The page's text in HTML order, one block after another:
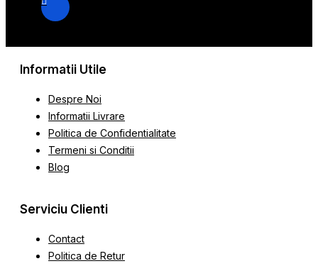
Informatii Utile
Despre Noi
Informatii Livrare
Politica de Confidentialitate
Termeni si Conditii
Blog
Serviciu Clienti
Contact
Politica de Retur